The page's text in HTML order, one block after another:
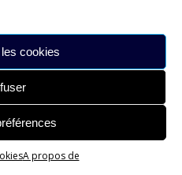
cookies
A propos de
: